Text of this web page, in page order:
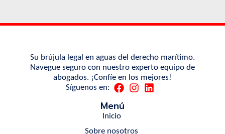
Su brújula legal en aguas del derecho marítimo.
Navegue seguro con nuestro experto equipo de
abogados. ¡Confíe en los mejores!
Síguenos en:
Menú
Inicio
Sobre nosotros